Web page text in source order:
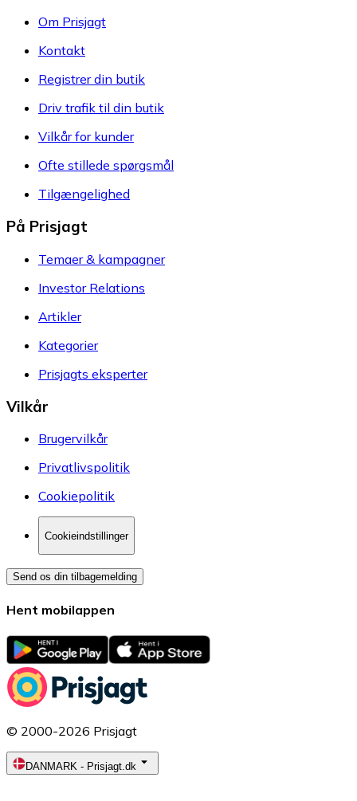
Om Prisjagt
Kontakt
Registrer din butik
Driv trafik til din butik
Vilkår for kunder
Ofte stillede spørgsmål
Tilgængelighed
På Prisjagt
Temaer & kampagner
Investor Relations
Artikler
Kategorier
Prisjagts eksperter
Vilkår
Brugervilkår
Privatlivspolitik
Cookiepolitik
Cookieindstillinger
Send os din tilbagemelding
Hent mobilappen
© 2000-2026 Prisjagt
DANMARK - Prisjagt.dk